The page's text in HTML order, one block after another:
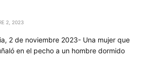
2, 2023
2 de noviembre 2023- Una mujer que
en el pecho a un hombre dormido